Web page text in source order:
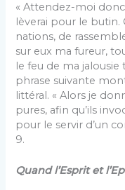
« Attendez-moi
lèverai pour le butin.
nations, de
sur eux ma fureur,
le feu de ma jalousie
phrase suivante
littéral. « Alors je
pures, afin qu’ils
pour le servir d’un
9.
Quand l’Esprit et